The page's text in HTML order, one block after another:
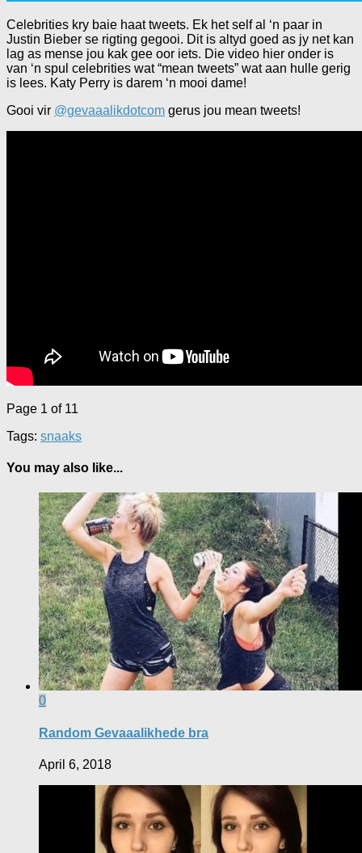
Celebrities kry baie haat tweets. Ek het self al ‘n paar in
Justin Bieber se rigting gegooi. Dit is altyd goed as jy net kan
lag as mense jou kak gee oor iets. Die video hier onder is
van ‘n spul celebrities wat “mean tweets” wat aan hulle gerig
is lees. Katy Perry is darem ‘n mooi dame!
Gooi vir @gevaaalikdotcom gerus jou mean tweets!
Page 1 of 11
Tags: snaaks
You may also like...
0
Random Gevaaalikhede bra
April 6, 2018